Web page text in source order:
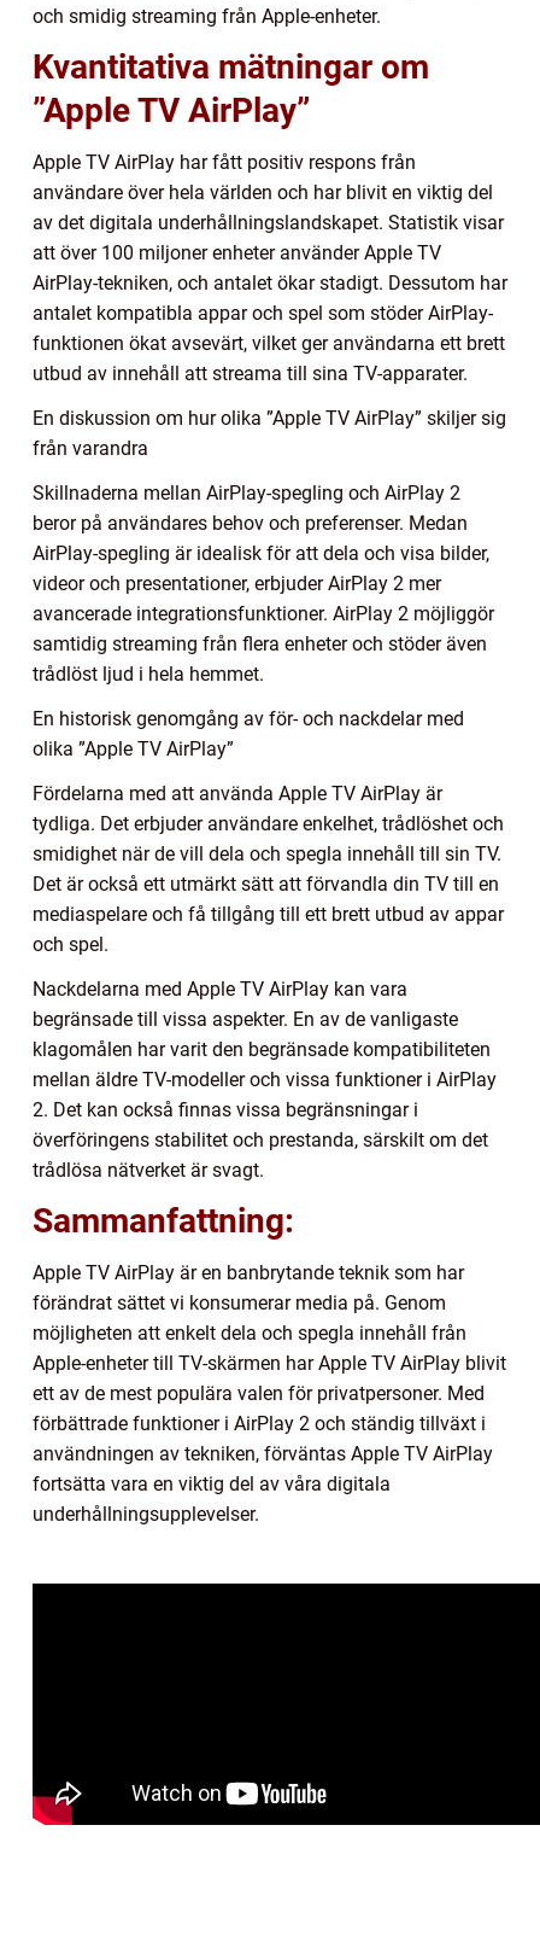
och smidig streaming från Apple-enheter.
Kvantitativa mätningar om
”Apple TV AirPlay”
Apple TV AirPlay har fått positiv respons från
användare över hela världen och har blivit en viktig del
av det digitala underhållningslandskapet. Statistik visar
att över 100 miljoner enheter använder Apple TV
AirPlay-tekniken, och antalet ökar stadigt. Dessutom har
antalet kompatibla appar och spel som stöder AirPlay-
funktionen ökat avsevärt, vilket ger användarna ett brett
utbud av innehåll att streama till sina TV-apparater.
En diskussion om hur olika ”Apple TV AirPlay” skiljer sig
från varandra
Skillnaderna mellan AirPlay-spegling och AirPlay 2
beror på användares behov och preferenser. Medan
AirPlay-spegling är idealisk för att dela och visa bilder,
videor och presentationer, erbjuder AirPlay 2 mer
avancerade integrationsfunktioner. AirPlay 2 möjliggör
samtidig streaming från flera enheter och stöder även
trådlöst ljud i hela hemmet.
En historisk genomgång av för- och nackdelar med
olika ”Apple TV AirPlay”
Fördelarna med att använda Apple TV AirPlay är
tydliga. Det erbjuder användare enkelhet, trådlöshet och
smidighet när de vill dela och spegla innehåll till sin TV.
Det är också ett utmärkt sätt att förvandla din TV till en
mediaspelare och få tillgång till ett brett utbud av appar
och spel.
Nackdelarna med Apple TV AirPlay kan vara
begränsade till vissa aspekter. En av de vanligaste
klagomålen har varit den begränsade kompatibiliteten
mellan äldre TV-modeller och vissa funktioner i AirPlay
2. Det kan också finnas vissa begränsningar i
överföringens stabilitet och prestanda, särskilt om det
trådlösa nätverket är svagt.
Sammanfattning:
Apple TV AirPlay är en banbrytande teknik som har
förändrat sättet vi konsumerar media på. Genom
möjligheten att enkelt dela och spegla innehåll från
Apple-enheter till TV-skärmen har Apple TV AirPlay blivit
ett av de mest populära valen för privatpersoner. Med
förbättrade funktioner i AirPlay 2 och ständig tillväxt i
användningen av tekniken, förväntas Apple TV AirPlay
fortsätta vara en viktig del av våra digitala
underhållningsupplevelser.